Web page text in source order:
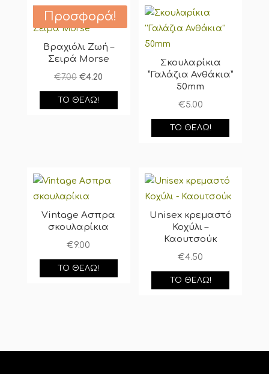
Προσφορά!
Βραχιόλι Ζωή –
Σειρά Morse
€7.00 Original
price
was:
€4.20
τρέχουσα
τιμή
ΤΟ ΘΈΛΩ!
Σκουλαρίκια
”Γαλάζια Ανθάκια”
50mm
€5.00
ΤΟ ΘΈΛΩ!
Vintage Ασπρα
σκουλαρίκια
€9.00
ΤΟ ΘΈΛΩ!
Unisex κρεμαστό
Κοχύλι –
Καουτσούκ
€4.50
ΤΟ ΘΈΛΩ!